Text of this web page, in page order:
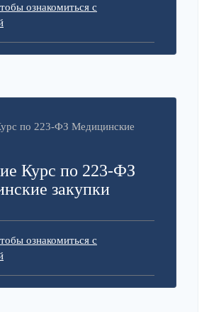
ознакомиться с
по 223-ФЗ Медицинские
Курс по 223-ФЗ
закупки
ознакомиться с